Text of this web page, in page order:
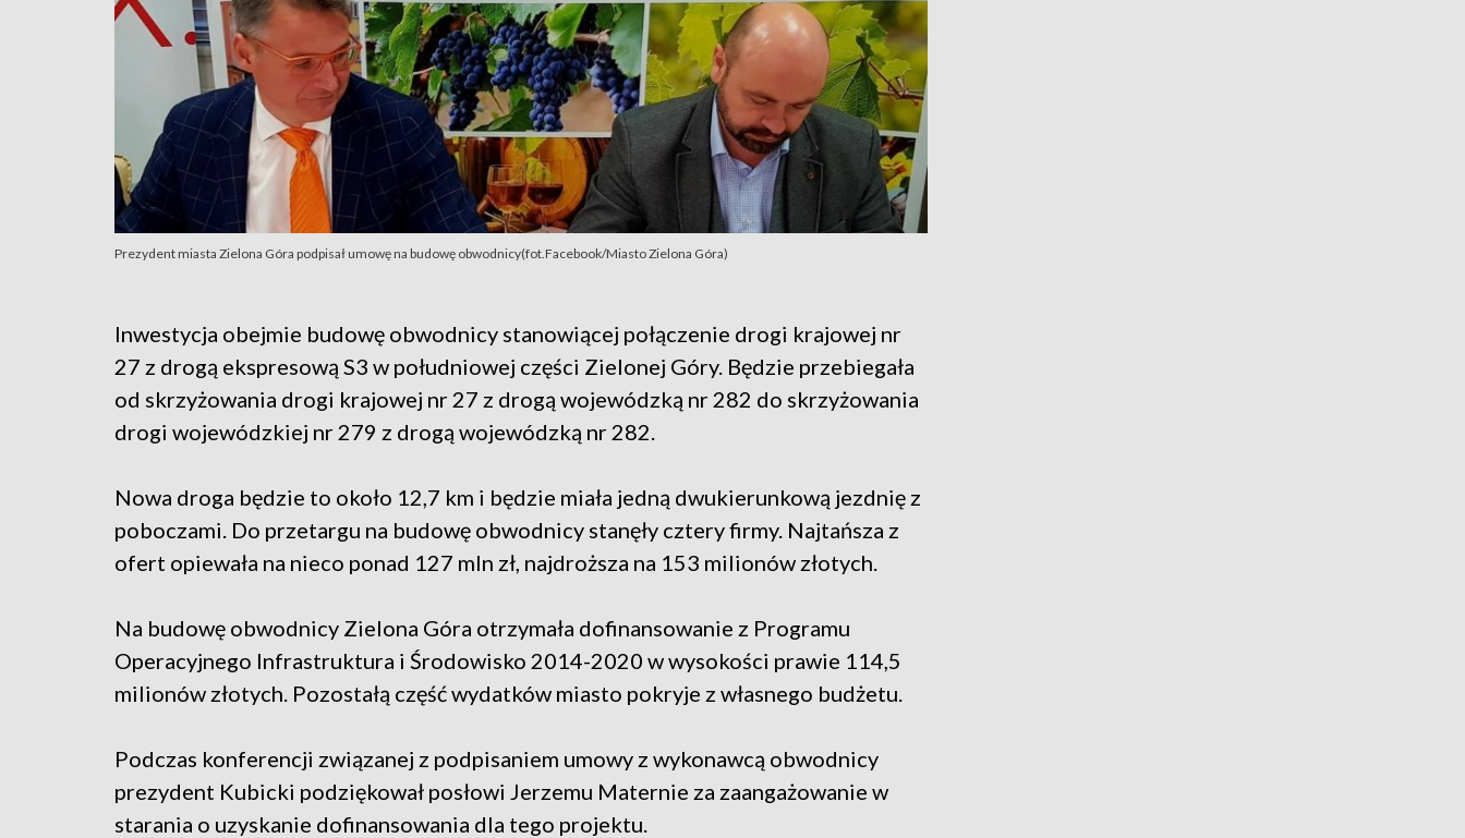
Prezydent miasta Zielona Góra podpisał umowę na budowę obwodnicy(fot.Facebook/Miasto Zielona Góra)
Inwestycja obejmie budowę obwodnicy stanowiącej połączenie drogi krajowej nr
27 z drogą ekspresową S3 w południowej części Zielonej Góry. Będzie przebiegała
od skrzyżowania drogi krajowej nr 27 z drogą wojewódzką nr 282 do skrzyżowania
drogi wojewódzkiej nr 279 z drogą wojewódzką nr 282.
Nowa droga będzie to około 12,7 km i będzie miała jedną dwukierunkową jezdnię z
poboczami. Do przetargu na budowę obwodnicy stanęły cztery firmy. Najtańsza z
ofert opiewała na nieco ponad 127 mln zł, najdroższa na 153 milionów złotych.
Na budowę obwodnicy Zielona Góra otrzymała dofinansowanie z Programu
Operacyjnego Infrastruktura i Środowisko 2014-2020 w wysokości prawie 114,5
milionów złotych. Pozostałą część wydatków miasto pokryje z własnego budżetu.
Podczas konferencji związanej z podpisaniem umowy z wykonawcą obwodnicy
prezydent Kubicki podziękował posłowi Jerzemu Maternie za zaangażowanie w
starania o uzyskanie dofinansowania dla tego projektu.